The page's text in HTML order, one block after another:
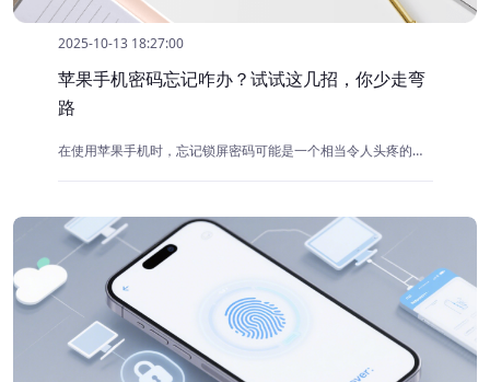
2025-10-13 18:27:00
苹果手机密码忘记咋办？试试这几招，你少走弯
路
在使用苹果手机时，忘记锁屏密码可能是一个相当令人头疼的问题。不少用户都有不小心忘记密码的经历，而此时手机中的重要数据也陷入不可访问的困境。面对这样的窘境，用户往往需要一种快速有效的解决方案来解锁设备。